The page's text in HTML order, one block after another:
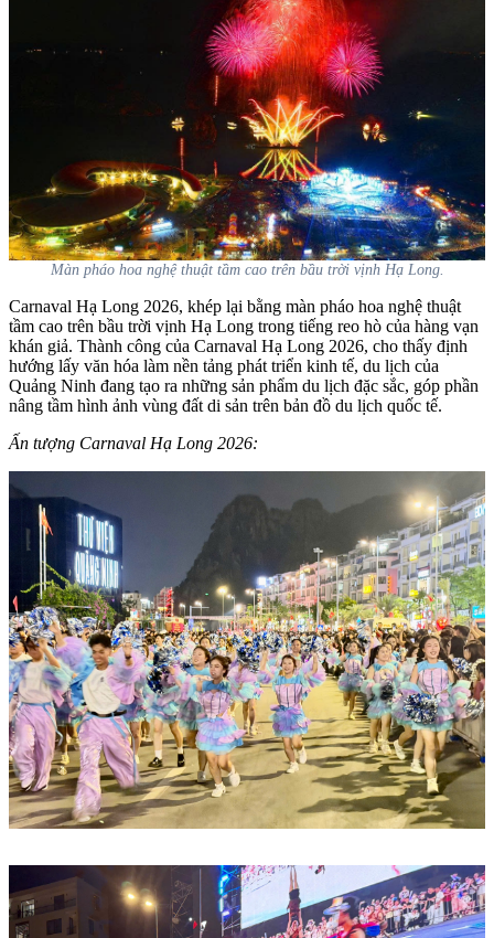
Màn pháo hoa nghệ thuật tầm cao trên bầu trời vịnh Hạ Long.
Carnaval Hạ Long 2026, khép lại bằng màn pháo hoa nghệ thuật
tầm cao trên bầu trời vịnh Hạ Long trong tiếng reo hò của hàng vạn
khán giả. Thành công của Carnaval Hạ Long 2026, cho thấy định
hướng lấy văn hóa làm nền tảng phát triển kinh tế, du lịch của
Quảng Ninh đang tạo ra những sản phẩm du lịch đặc sắc, góp phần
nâng tầm hình ảnh vùng đất di sản trên bản đồ du lịch quốc tế.
Ấn tượng Carnaval Hạ Long 2026: